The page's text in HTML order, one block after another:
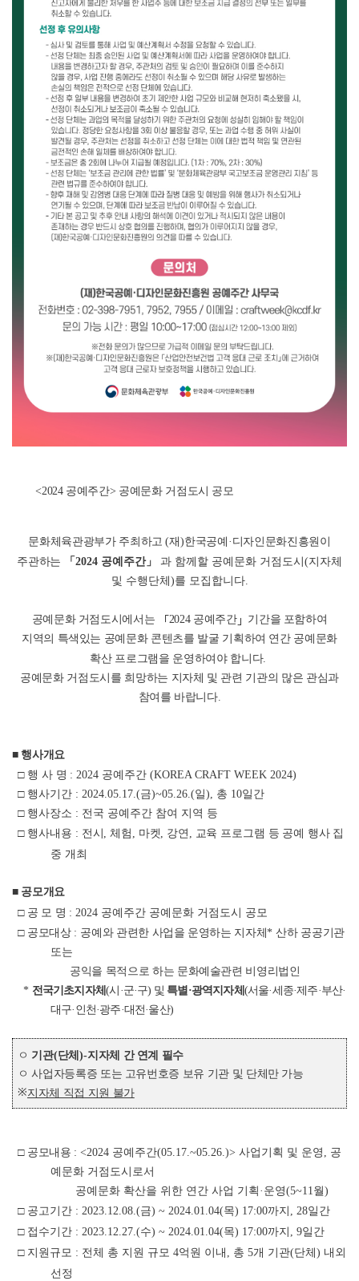
<2024 공예주간> 공예문화 거점도시 공모
문화체육관광부가 주최하고(재)한국공예 · 디자인문화진흥원이
주관하는
「 2024 공예주간」 과 함께할 공예문화 거점도시(지자체
및 수행단체)를 모집합니다.
공예문화 거점도시에서는 「2024 공예주간」 기간을 포함하여
지역의 특색있는 공예문화 콘텐츠를 발굴 기획하여 연간 공예문화
확산 프로그램을 운영하여야 합니다.
공예문화 거점도시를 희망하는 지자체 및 관련 기관의 많은 관심과
참여를 바랍니다.
■ 행사개요
□ 행 사 명 : 2024 공예주간 (KOREA CRAFT WEEK 2024)
□ 행사기간 : 2024.05.17.(금)~05.26.(일), 총 10일간
□ 행사장소 : 전국 공예주간 참여 지역 등
□ 행사내용 : 전시, 체험, 마켓, 강연, 교육 프로그램 등 공예 행사 집
중 개최
■ 공모개요
□ 공 모 명 : 2024 공예주간 공예문화 거점도시 공모
□ 공모대상 : 공예와 관련한 사업을 운영하는 지자체*산하 공공기관
또는
공익을 목적으로 하는 문화예술관련 비영리법인
* 전국기초지자체(시 ·군·구) 및 특별 ·광역지자체 (서울·세종·제주·부산·
대구· 인천·광주·대전·울산)
ㅇ 기관(단체 )-지자체 간 연계 필수
ㅇ 사업자등록증 또는 고유번호증 보유 기관 및 단체만 가능
※지자체 직접 지원 불가
□ 공모내용 : <2024 공예주간(05.17.~05.26.)> 사업기획 및 운영, 공
예문화 거점도시로서
공예문화 확산을 위한 연간 사업 기획·운영(5~11월)
□ 공고기간 : 2023.12.08.(금) ~ 2024.01.04(목) 17:00까지, 28일간
□ 접수기간 : 2023.12.27.(수) ~ 2024.01.04(목) 17:00까지, 9일간
□ 지원규모 : 전체 총 지원 규모 4억원 이내, 총 5개 기관(단체) 내외
선정